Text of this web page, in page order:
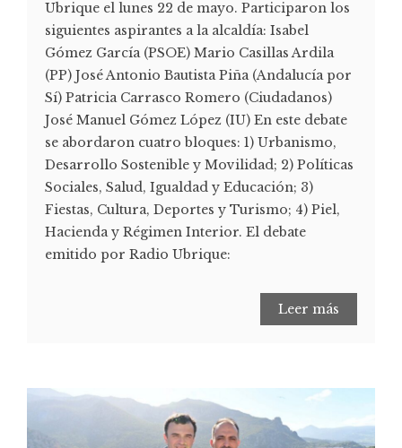
Ubrique el lunes 22 de mayo. Participaron los
siguientes aspirantes a la alcaldía: Isabel
Gómez García (PSOE) Mario Casillas Ardila
(PP) José Antonio Bautista Piña (Andalucía por
Sí) Patricia Carrasco Romero (Ciudadanos)
José Manuel Gómez López (IU) En este debate
se abordaron cuatro bloques: 1) Urbanismo,
Desarrollo Sostenible y Movilidad; 2) Políticas
Sociales, Salud, Igualdad y Educación; 3)
Fiestas, Cultura, Deportes y Turismo; 4) Piel,
Hacienda y Régimen Interior. El debate
emitido por Radio Ubrique:
Leer más